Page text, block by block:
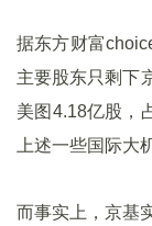
据东方财富
主要股东只剩下
美图4.18亿股，
上述一些国际大
而事实上，京基